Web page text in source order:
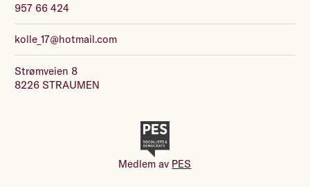
957 66 424
kolle_17@hotmail.com
Strømveien 8
8226 STRAUMEN
Medlem av PES